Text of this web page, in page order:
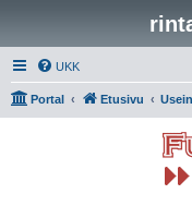
UKK
Portal Etusivu